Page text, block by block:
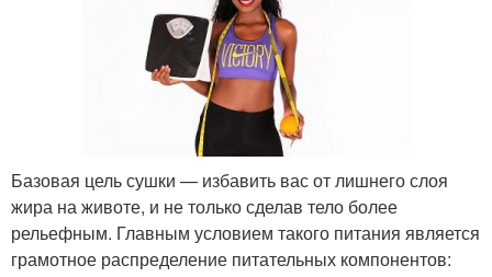
Базовая цель сушки — избавить вас от лишнего слоя
жира на животе, и не только сделав тело более
рельефным. Главным условием такого питания является
грамотное распределение питательных компонентов: